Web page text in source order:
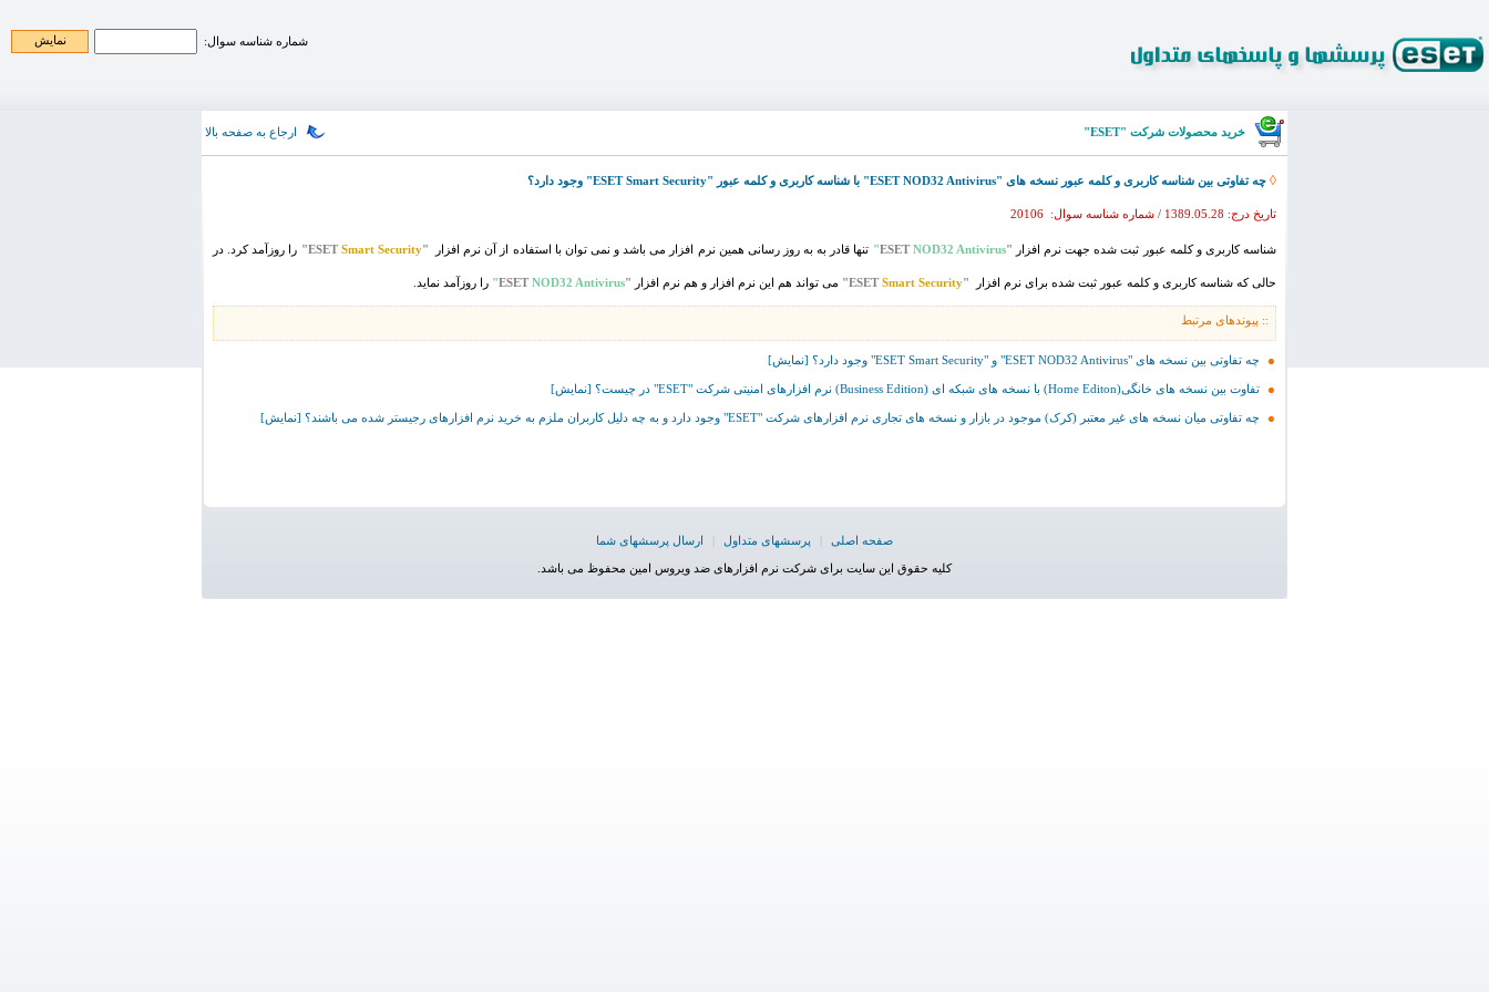
شماره شناسه سوال:
خرید محصولات شرکت "ESET" ارجاع به صفحه بالا
◊ چه تفاوتی بین شناسه کاربری و کلمه عبور نسخه های "ESET NOD32 Antivirus" با شناسه کاربری و کلمه عبور "ESET Smart Security" وجود دارد؟
تاریخ درج: 1389.05.28 / شماره شناسه سوال: 20106
شناسه کاربری و کلمه عبور ثبت شده جهت نرم افزار "ESET
NOD32 Antivirus" تنها قادر به به روز رسانی همین نرم افزار می باشد و نمی توان با استفاده از آن نرم افزار "ESET
Smart Security
" را روزآمد کرد. در
حالی که شناسه کاربری و کلمه عبور ثبت شده برای نرم افزار "ESET
Smart Security
" می تواند هم این نرم افزار و هم نرم افزار "ESET
NOD32 Antivirus" را روزآمد نماید.
:: پیوندهای مرتبط
چه تفاوتی بین نسخه های "ESET NOD32 Antivirus" و "ESET Smart Security" وجود دارد؟ [نمایش]
تفاوت بین نسخه های خانگی(Home Editon) با نسخه های شبکه ای (Business Edition) نرم افزارهای امنیتی شرکت "ESET" در چیست؟ [نمایش]
چه تفاوتی میان نسخه های غیر معتبر (کرک) موجود در بازار و نسخه های تجاری نرم افزارهای شرکت "ESET" وجود دارد و به چه دلیل کاربران ملزم به خرید نرم افزارهای رجیستر شده می باشند؟ [نمایش]
صفحه اصلی پرسشهای متداول ارسال پرسشهای شما
کلیه حقوق این سایت برای شرکت نرم افزارهای ضد ویروس امین محفوظ می باشد.